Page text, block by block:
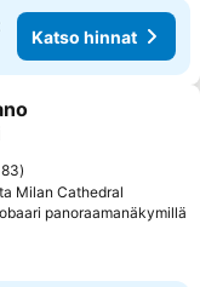
Katso hinnat
Milan Cathedral
panoraamanäkymillä